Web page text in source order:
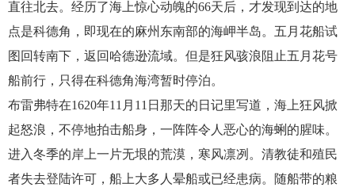
直往北去。经历了海上惊心动魄的66天后，才发现到达的地
点是科德角，即现在的麻州东南部的海岬半岛。五月花船试
图回转南下，返回哈德逊流域。但是狂风骇浪阻止五月花号
船前行，只得在科德角海湾暂时停泊。
布雷弗特在1620年11月11日那天的日记里写道，海上狂风掀
起怒浪，不停地拍击船身，一阵阵令人恶心的海蜊的腥味。
进入冬季的岸上一片无垠的荒漠，寒风凛冽。清教徒和殖民
者失去登陆许可，船上大多人晕船或已经患病。随船带的粮